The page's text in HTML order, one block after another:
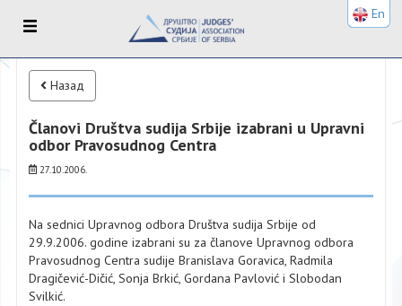
Назад
Članovi Društva sudija Srbije izabrani u Upravni
odbor Pravosudnog Centra
27.10.2006.
Na sednici Upravnog odbora Društva sudija Srbije od
29.9.2006. godine izabrani su za članove Upravnog odbora
Pravosudnog Centra sudije Branislava Goravica, Radmila
Dragičević-Dičić, Sonja Brkić, Gordana Pavlović i Slobodan
Svilkić.
En